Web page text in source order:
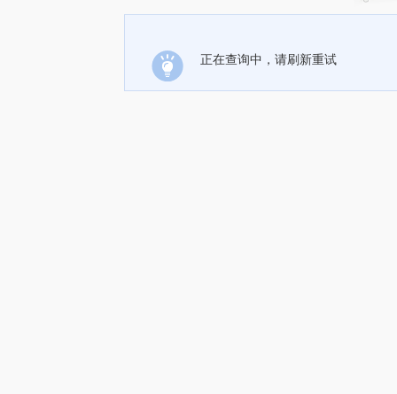
正在查询中，请刷新重试